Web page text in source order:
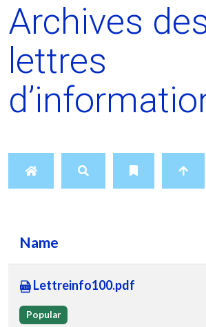
Archives
lettres
Name
Lettreinfo100.pdf
Popular